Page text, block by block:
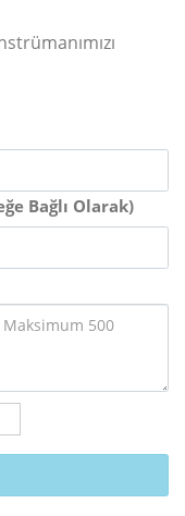
Bağlı Olarak)